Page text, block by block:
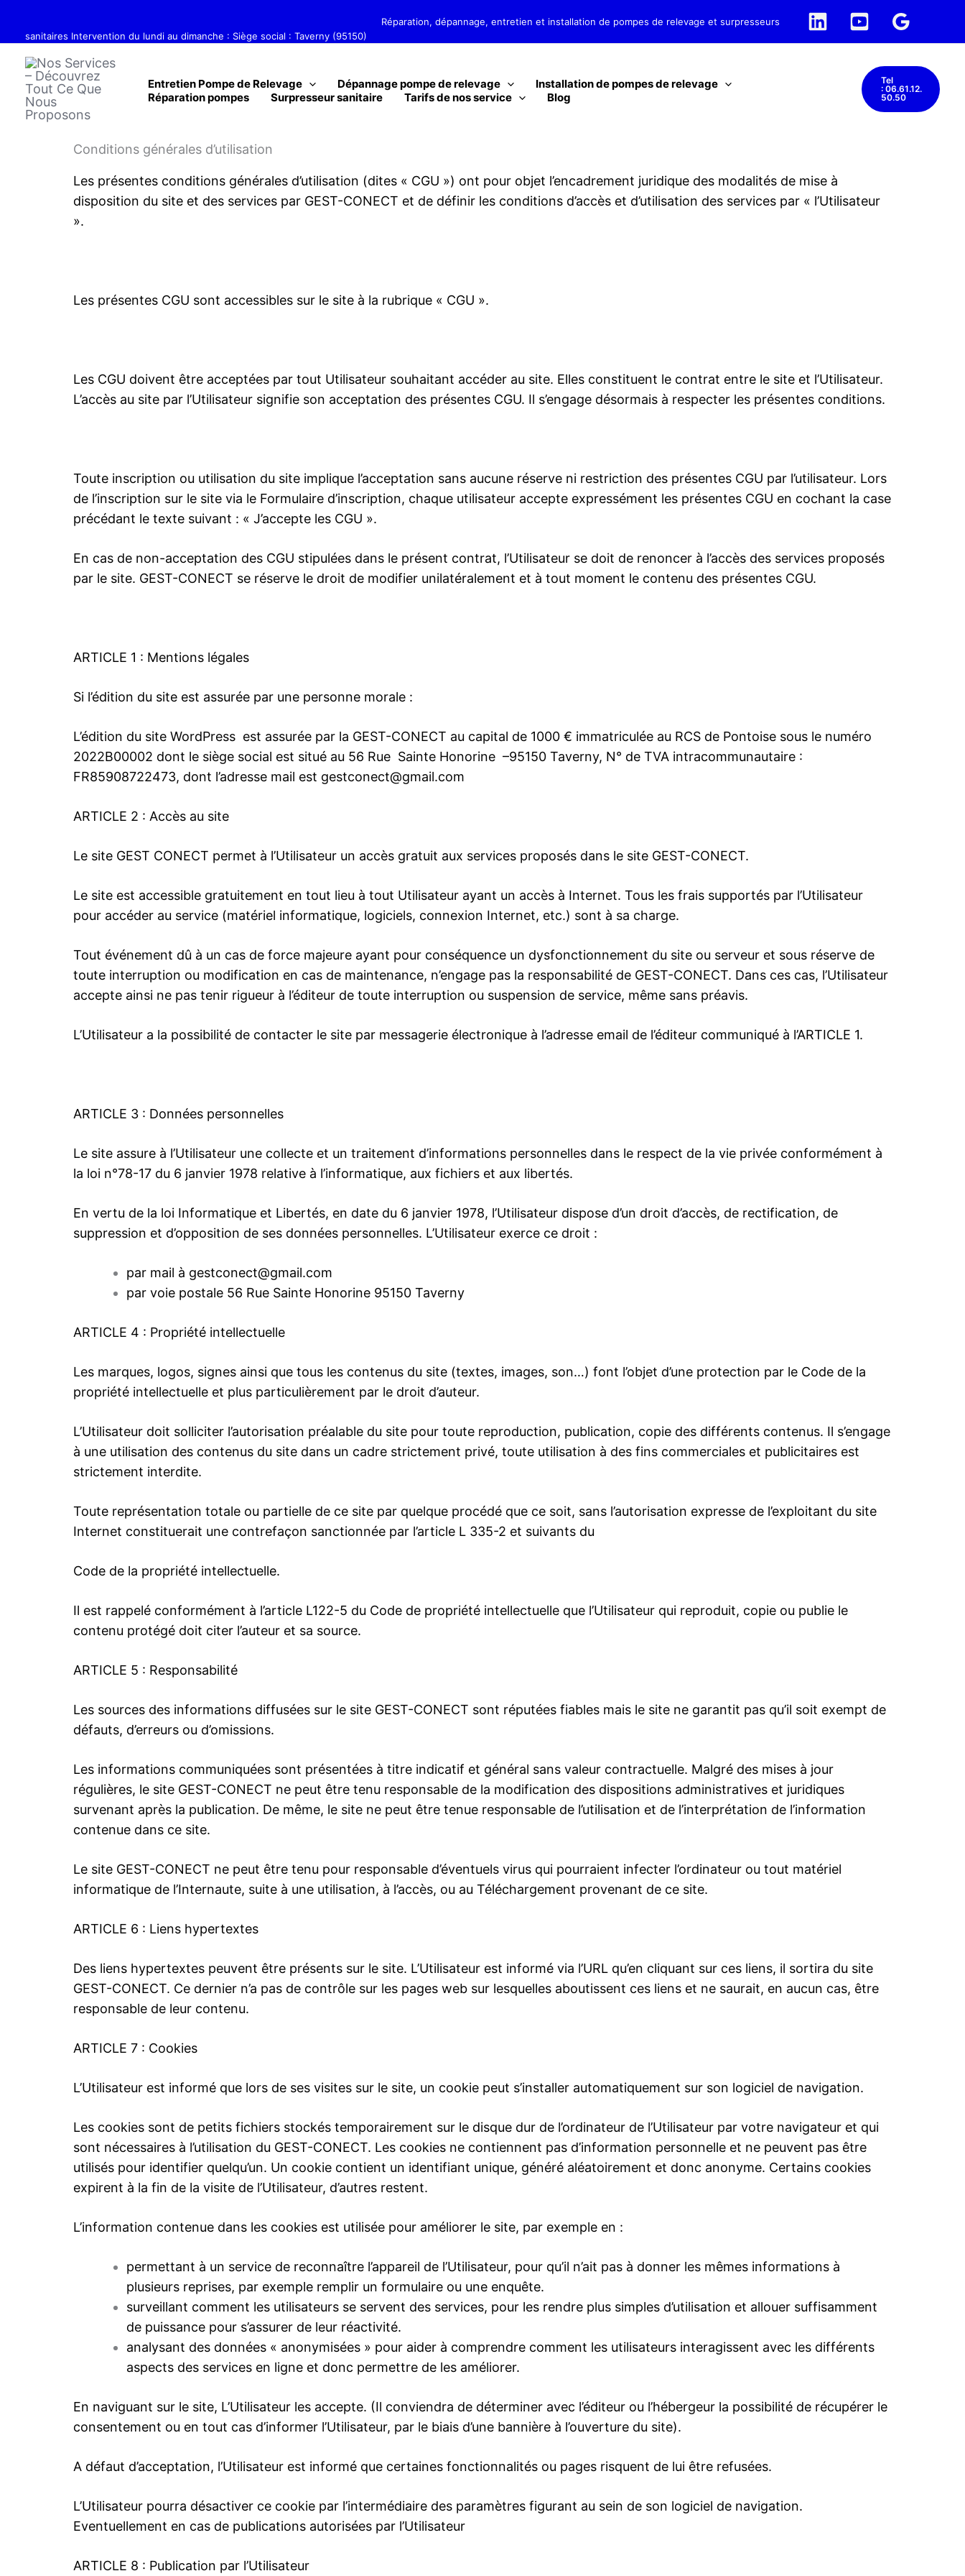
Réparation, dépannage, entretien et installation de pompes de relevage et surpresseurs
sanitaires Intervention du lundi au dimanche : Siège social : Taverny (95150)
Entretien Pompe de Relevage Dépannage pompe de relevage
Installation de pompes de relevage
Réparation pompes
Surpresseur sanitaire Tarifs de nos service Blog
Tel
: 06.61.12.
50.50
Conditions générales d’utilisation
Les présentes conditions générales d’utilisation (dites « CGU ») ont pour objet l’encadrement juridique des modalités de mise à
disposition du site et des services par GEST-CONECT et de définir les conditions d’accès et d’utilisation des services par « l’Utilisateur
».
Les présentes CGU sont accessibles sur le site à la rubrique « CGU ».
Les CGU doivent être acceptées par tout Utilisateur souhaitant accéder au site. Elles constituent le contrat entre le site et l’Utilisateur.
L’accès au site par l’Utilisateur signifie son acceptation des présentes CGU. Il s’engage désormais à respecter les présentes conditions.
Toute inscription ou utilisation du site implique l’acceptation sans aucune réserve ni restriction des présentes CGU par l’utilisateur. Lors
de l’inscription sur le site via le Formulaire d’inscription, chaque utilisateur accepte expressément les présentes CGU en cochant la case
précédant le texte suivant : « J’accepte les CGU ».
En cas de non-acceptation des CGU stipulées dans le présent contrat, l’Utilisateur se doit de renoncer à l’accès des services proposés
par le site. GEST-CONECT se réserve le droit de modifier unilatéralement et à tout moment le contenu des présentes CGU.
ARTICLE 1 : Mentions légales
Si l’édition du site est assurée par une personne morale :
L’édition du site WordPress est assurée par la GEST-CONECT au capital de 1000 € immatriculée au RCS de Pontoise sous le numéro
2022B00002 dont le siège social est situé au 56 Rue Sainte Honorine –95150 Taverny, N° de TVA intracommunautaire :
FR85908722473, dont l’adresse mail est gestconect@gmail.com
ARTICLE 2 : Accès au site
Le site GEST CONECT permet à l’Utilisateur un accès gratuit aux services proposés dans le site GEST-CONECT.
Le site est accessible gratuitement en tout lieu à tout Utilisateur ayant un accès à Internet. Tous les frais supportés par l’Utilisateur
pour accéder au service (matériel informatique, logiciels, connexion Internet, etc.) sont à sa charge.
Tout événement dû à un cas de force majeure ayant pour conséquence un dysfonctionnement du site ou serveur et sous réserve de
toute interruption ou modification en cas de maintenance, n’engage pas la responsabilité de GEST-CONECT. Dans ces cas, l’Utilisateur
accepte ainsi ne pas tenir rigueur à l’éditeur de toute interruption ou suspension de service, même sans préavis.
L’Utilisateur a la possibilité de contacter le site par messagerie électronique à l’adresse email de l’éditeur communiqué à l’ARTICLE 1.
ARTICLE 3 : Données personnelles
Le site assure à l’Utilisateur une collecte et un traitement d’informations personnelles dans le respect de la vie privée conformément à
la loi n°78-17 du 6 janvier 1978 relative à l’informatique, aux fichiers et aux libertés.
En vertu de la loi Informatique et Libertés, en date du 6 janvier 1978, l’Utilisateur dispose d’un droit d’accès, de rectification, de
suppression et d’opposition de ses données personnelles. L’Utilisateur exerce ce droit :
par mail à gestconect@gmail.com
par voie postale 56 Rue Sainte Honorine 95150 Taverny
ARTICLE 4 : Propriété intellectuelle
Les marques, logos, signes ainsi que tous les contenus du site (textes, images, son…) font l’objet d’une protection par le Code de la
propriété intellectuelle et plus particulièrement par le droit d’auteur.
L’Utilisateur doit solliciter l’autorisation préalable du site pour toute reproduction, publication, copie des différents contenus. Il s’engage
à une utilisation des contenus du site dans un cadre strictement privé, toute utilisation à des fins commerciales et publicitaires est
strictement interdite.
Toute représentation totale ou partielle de ce site par quelque procédé que ce soit, sans l’autorisation expresse de l’exploitant du site
Internet constituerait une contrefaçon sanctionnée par l’article L 335-2 et suivants du
Code de la propriété intellectuelle.
Il est rappelé conformément à l’article L122-5 du Code de propriété intellectuelle que l’Utilisateur qui reproduit, copie ou publie le
contenu protégé doit citer l’auteur et sa source.
ARTICLE 5 : Responsabilité
Les sources des informations diffusées sur le site GEST-CONECT sont réputées fiables mais le site ne garantit pas qu’il soit exempt de
défauts, d’erreurs ou d’omissions.
Les informations communiquées sont présentées à titre indicatif et général sans valeur contractuelle. Malgré des mises à jour
régulières, le site GEST-CONECT ne peut être tenu responsable de la modification des dispositions administratives et juridiques
survenant après la publication. De même, le site ne peut être tenue responsable de l’utilisation et de l’interprétation de l’information
contenue dans ce site.
Le site GEST-CONECT ne peut être tenu pour responsable d’éventuels virus qui pourraient infecter l’ordinateur ou tout matériel
informatique de l’Internaute, suite à une utilisation, à l’accès, ou au Téléchargement provenant de ce site.
ARTICLE 6 : Liens hypertextes
Des liens hypertextes peuvent être présents sur le site. L’Utilisateur est informé via l’URL qu’en cliquant sur ces liens, il sortira du site
GEST-CONECT. Ce dernier n’a pas de contrôle sur les pages web sur lesquelles aboutissent ces liens et ne saurait, en aucun cas, être
responsable de leur contenu.
ARTICLE 7 : Cookies
L’Utilisateur est informé que lors de ses visites sur le site, un cookie peut s’installer automatiquement sur son logiciel de navigation.
Les cookies sont de petits fichiers stockés temporairement sur le disque dur de l’ordinateur de l’Utilisateur par votre navigateur et qui
sont nécessaires à l’utilisation du GEST-CONECT. Les cookies ne contiennent pas d’information personnelle et ne peuvent pas être
utilisés pour identifier quelqu’un. Un cookie contient un identifiant unique, généré aléatoirement et donc anonyme. Certains cookies
expirent à la fin de la visite de l’Utilisateur, d’autres restent.
L’information contenue dans les cookies est utilisée pour améliorer le site, par exemple en :
permettant à un service de reconnaître l’appareil de l’Utilisateur, pour qu’il n’ait pas à donner les mêmes informations à
plusieurs reprises, par exemple remplir un formulaire ou une enquête.
surveillant comment les utilisateurs se servent des services, pour les rendre plus simples d’utilisation et allouer suffisamment
de puissance pour s’assurer de leur réactivité.
analysant des données « anonymisées » pour aider à comprendre comment les utilisateurs interagissent avec les différents
aspects des services en ligne et donc permettre de les améliorer.
En naviguant sur le site, L’Utilisateur les accepte. (Il conviendra de déterminer avec l’éditeur ou l’hébergeur la possibilité de récupérer le
consentement ou en tout cas d’informer l’Utilisateur, par le biais d’une bannière à l’ouverture du site).
A défaut d’acceptation, l’Utilisateur est informé que certaines fonctionnalités ou pages risquent de lui être refusées.
L’Utilisateur pourra désactiver ce cookie par l’intermédiaire des paramètres figurant au sein de son logiciel de navigation.
Eventuellement en cas de publications autorisées par l’Utilisateur
ARTICLE 8 : Publication par l’Utilisateur